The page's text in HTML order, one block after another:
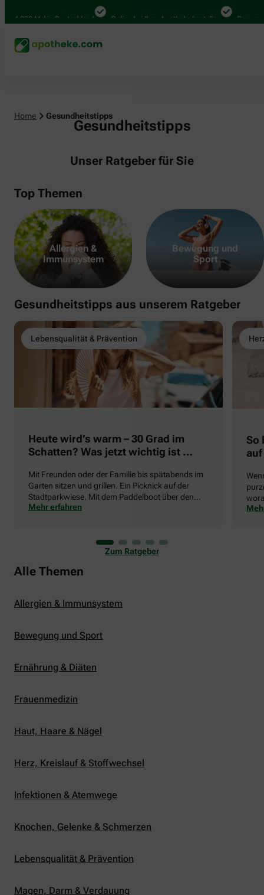
Mal in Deutschland Online bei Ihrer Apotheke bestellen Bequem
Home Gesundheitstipps
Gesundheitstipps
Unser Ratgeber für Sie
Top Themen
Allergien &
Immunsystem
Bewegung und
Sport
Gesundheitstipps aus unserem Ratgeber
Lebensqualität & Prävention
Heute wird’s warm – 30 Grad im
Schatten? Was jetzt wichtig ist …
Mit Freunden oder der Familie bis spätabends im
Garten sitzen und grillen. Ein Picknick auf der
Stadtparkwiese. Mit dem Paddelboot über den
See gleiten oder eine Radtour durch die blühende
er uns auch ganz schön zu schaffen. Wenn die
Temperaturen tagsüber auf mehr als 30 Grad
klettern und uns warme Tropennächte den Schlaf
rauben, sehnen wir uns oft nach einem
Mehr erfahren
So
die
Zum Ratgeber
Alle Themen
Allergien & Immunsystem
Bewegung und Sport
Ernährung & Diäten
Frauenmedizin
Haut, Haare & Nägel
Herz, Kreislauf & Stoffwechsel
Infektionen & Atemwege
Knochen, Gelenke & Schmerzen
Lebensqualität & Prävention
Magen, Darm & Verdauung